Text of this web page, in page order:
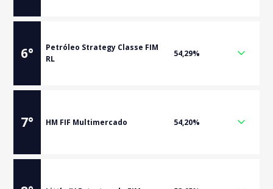
6°
Petróleo Strategy Classe FIM
RL
54,29%
7° HM FIF Multimercado 54,20%